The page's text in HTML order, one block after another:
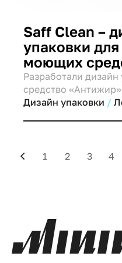
Saff Clean –
упаковки
моющих
Разработали
средство
Чистота, контраст и
Дизайн упаковки
1 2 3 4